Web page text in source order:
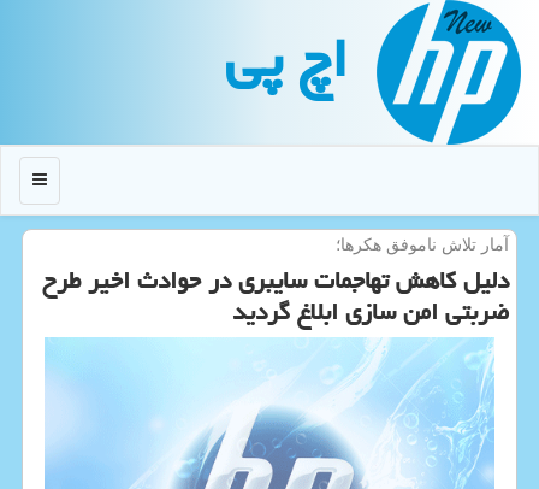
اچ پی
منو
آمار تلاش ناموفق هكرها؛
دلیل کاهش تهاجمات سایبری در حوادث اخیر طرح
ضربتی امن سازی ابلاغ گردید